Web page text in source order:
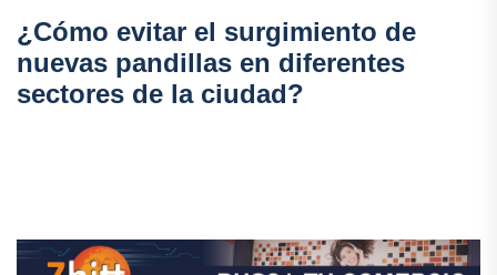
¿Cómo evitar el surgimiento de
nuevas pandillas en diferentes
sectores de la ciudad?